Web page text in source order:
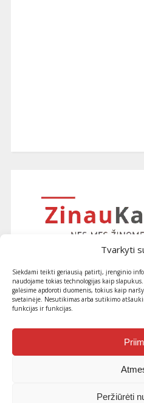
Tvarkyti
Siekdami teikti geriausią patirtį, įrenginio
naudojame tokias technologijas kaip
galėsime apdoroti duomenis, tokius kaip
svetainėje. Nesutikimas arba sutikimo
funkcijas ir funkcijas.
Peržiūrėti
Užsiprenumeruokite
straipsnius ir